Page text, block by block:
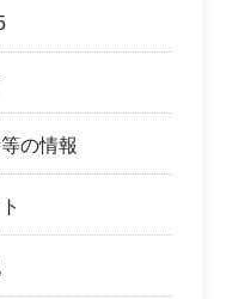
の情報